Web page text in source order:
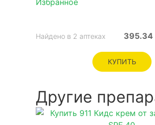
Найдено в 2 аптеках 395.34
КУПИТЬ
Другие